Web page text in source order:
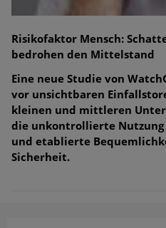
Risikofaktor Mensch:
bedrohen den Mittelstand
Eine neue Studie von
vor unsichtbaren
kleinen und mittleren
die unkontrollierte
und etablierte
Sicherheit.